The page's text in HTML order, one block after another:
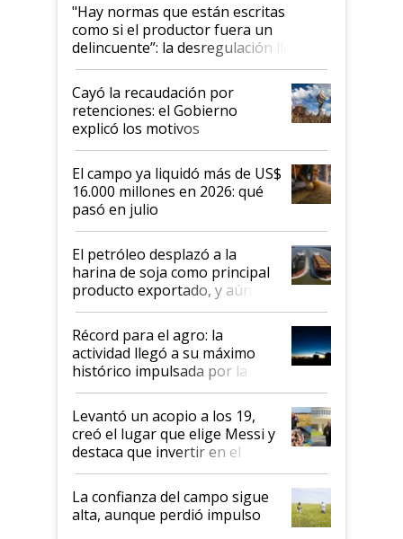
"Hay normas que están escritas
como si el productor fuera un
delincuente”: la desregulación llegó
al Congreso Aapresid y hasta se
habló del financiamiento al IPCVA
Cayó la recaudación por
retenciones: el Gobierno
explicó los motivos
El campo ya liquidó más de US$
16.000 millones en 2026: qué
pasó en julio
El petróleo desplazó a la
harina de soja como principal
producto exportado, y aún así
el agro aportó casi seis de cada
diez dólares y sostuvo el
liderazgo en un semestre
récord
Récord para el agro: la
actividad llegó a su máximo
histórico impulsada por la
cosecha y las exportaciones
Levantó un acopio a los 19,
creó el lugar que elige Messi y
destaca que invertir en el
kirchnerismo era como "darle
plata a un hijo para droga":
Juan Félix Rossetti, el libertario
que de una dura crisis salió
La confianza del campo sigue
alta, aunque perdió impulso